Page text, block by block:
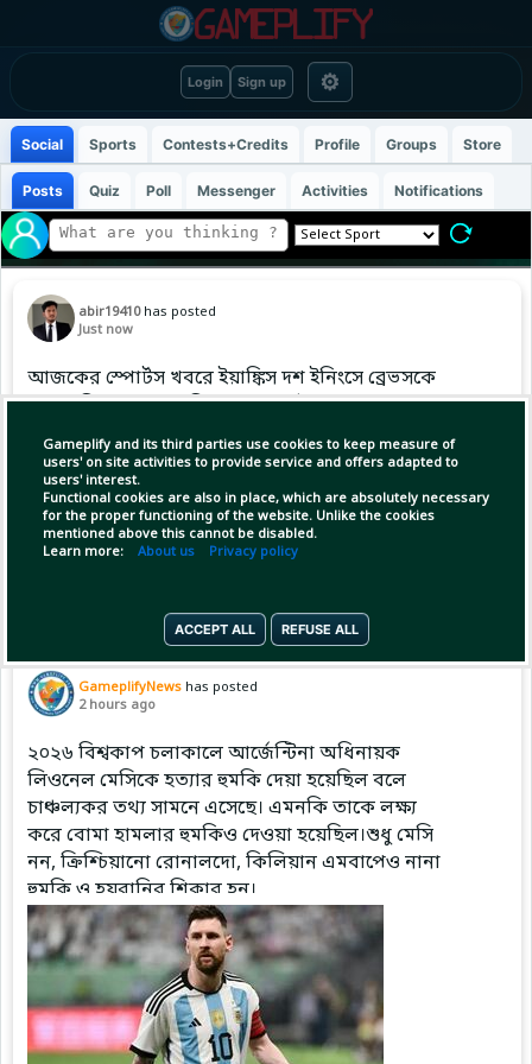
Login Sign up ⚙
Gameplify and its third parties use cookies to keep measure of
users' on site activities to provide service and offers adapted to
users' interest.
Functional cookies are also in place, which are absolutely necessary
for the proper functioning of the website. Unlike the cookies
mentioned above this cannot be disabled.
Learn more: About us Privacy policy
ACCEPT ALL REFUSE ALL
Social Sports Contests+Credits Profile Groups Store
Posts Quiz Poll Messenger Activities Notifications
abir19410 has posted
Just now
আজকের স্পোর্টস খবরে ইয়াঙ্কিস দশ ইনিংসে ব্রেভসকে
৩-২ হারিয়েছে, আজ বিশ্বজুড়ে সমর্থকদের মাঝে
ব্যাপকভাবে আলোচিত হচ্ছে এখন। #MLB
#Baseball #ABIR
Copy Link Open
Pinned byGameplifyNews
GameplifyNews has posted
2 hours ago
২০২৬ বিশ্বকাপ চলাকালে আর্জেন্টিনা অধিনায়ক
লিওনেল মেসিকে হত্যার হুমকি দেয়া হয়েছিল বলে
চাঞ্চল্যকর তথ্য সামনে এসেছে। এমনকি তাকে লক্ষ্য
করে বোমা হামলার হুমকিও দেওয়া হয়েছিল।শুধু মেসি
নন, ক্রিশ্চিয়ানো রোনালদো, কিলিয়ান এমবাপেও নানা
হুমকি ও হয়রানির শিকার হন।